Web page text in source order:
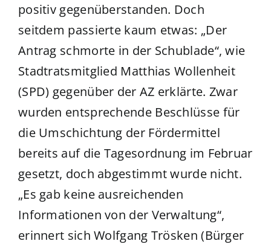
positiv gegenüberstanden. Doch
seitdem passierte kaum etwas: „Der
Antrag schmorte in der Schublade“, wie
Stadtratsmitglied Matthias Wollenheit
(SPD) gegenüber der AZ erklärte. Zwar
wurden entsprechende Beschlüsse für
die Umschichtung der Fördermittel
bereits auf die Tagesordnung im Februar
gesetzt, doch abgestimmt wurde nicht.
„Es gab keine ausreichenden
Informationen von der Verwaltung“,
erinnert sich Wolfgang Trösken (Bürger